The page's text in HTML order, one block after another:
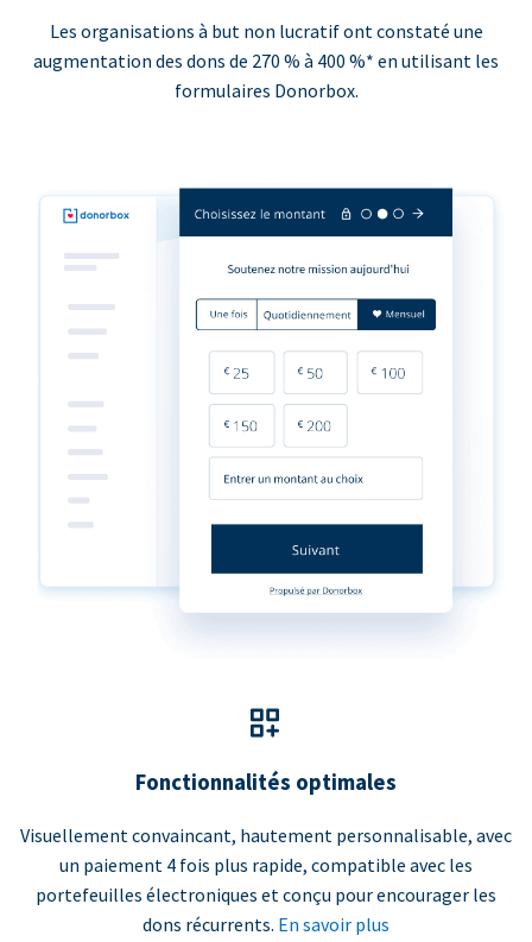
Les organisations à but non lucratif ont constaté une
augmentation des dons de 270 % à 400 %* en utilisant les
formulaires Donorbox.
Fonctionnalités optimales
Visuellement convaincant, hautement personnalisable, avec
un paiement 4 fois plus rapide, compatible avec les
portefeuilles électroniques et conçu pour encourager les
dons récurrents. En savoir plus